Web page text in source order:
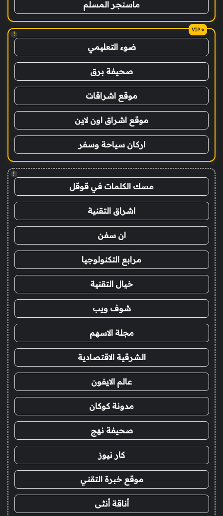
ماسنجر المسلم
!
ضوء التعليمي
صحيفة برق
موقع اشراقات
موقع اشراق اون لاين
اركان سياحة وسفر
!
مسك الكلمات في قوقل
اشراق التقنية
ان سفن
مرابع التكنولوجيا
خيال التقنية
شوف ويب
مجلة الاسهم
الشرقية الاقتصادية
عالم الايفون
مدونة كوكان
صحيفة نهج
كار نيوز
موقع خبرة التقني
أناقة أنثى